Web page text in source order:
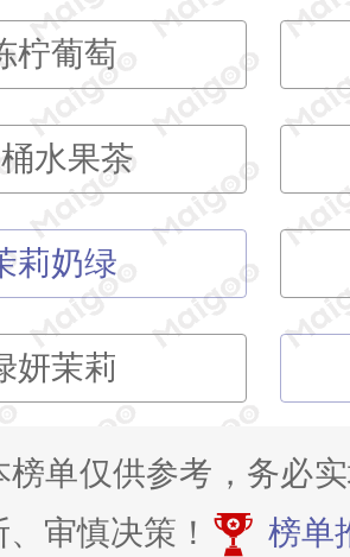
柠葡萄
水果茶
莉奶绿
妍茉莉
榜单仅供参考，务必
审慎决策！
榜单